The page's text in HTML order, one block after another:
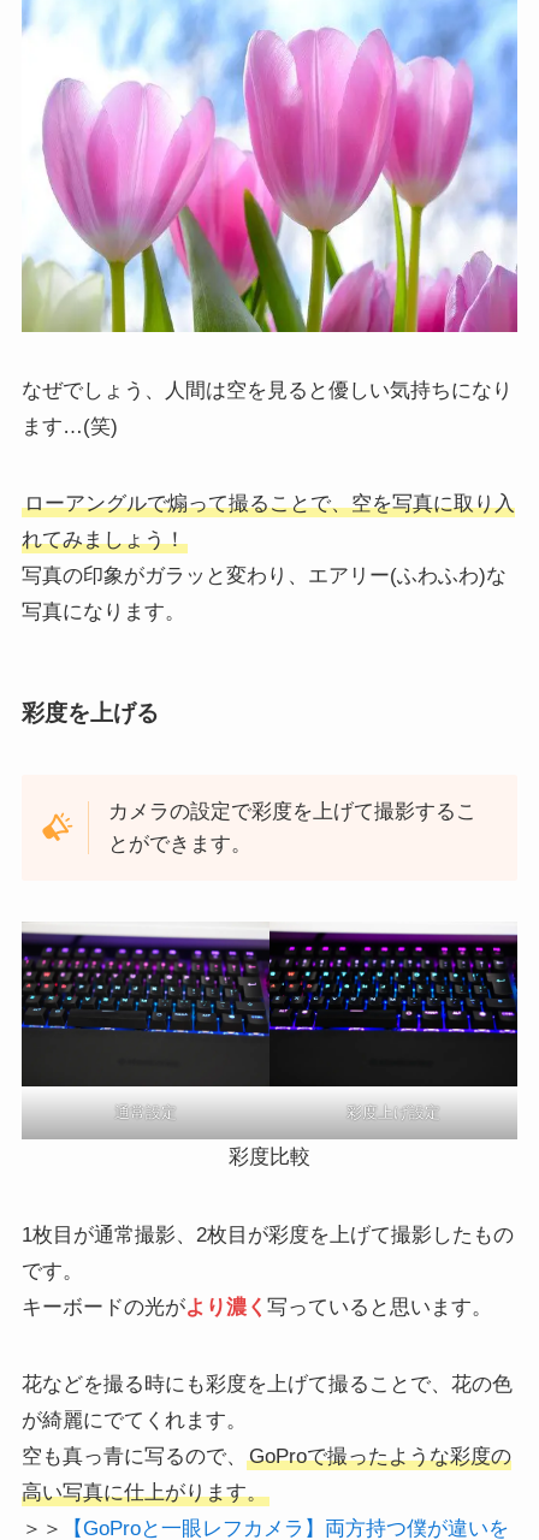
なぜでしょう、人間は空を見ると優しい気持ちになり
ます…(笑)
ローアングルで煽って撮ることで、空を写真に取り入
れてみましょう！
写真の印象がガラッと変わり、エアリー(ふわふわ)な
写真になります。
彩度を上げる
カメラの設定で彩度を上げて撮影するこ
とができます。
通常設定 彩度上げ設定
彩度比較
1枚目が通常撮影、2枚目が彩度を上げて撮影したもの
です。
キーボードの光がより濃く 写っていると思います。
花などを撮る時にも彩度を上げて撮ることで、花の色
が綺麗にでてくれます。
空も真っ青に写るので、
GoProで撮ったような彩度の
高い写真に仕上がります。
＞＞
【GoProと一眼レフカメラ】両方持つ僕が違いを